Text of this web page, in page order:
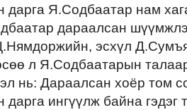
дарга Я.Содбаатар нам
дараалсан
эсхүл
л Я.Содбаатарын
нь: Дараалсан хоёр том
дарга ингүүлж байна